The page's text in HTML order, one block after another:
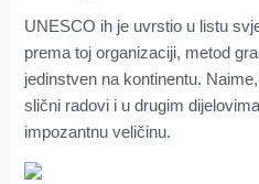
UNESCO ih je uvrstio u listu
prema toj organizaciji, metod
jedinstven na kontinentu.
slični radovi i u drugim
impozantnu veličinu.